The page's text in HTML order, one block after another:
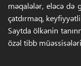
məqalələr, eləcə də
çatdırmaq,
Saytda ölkənin
özəl tibb